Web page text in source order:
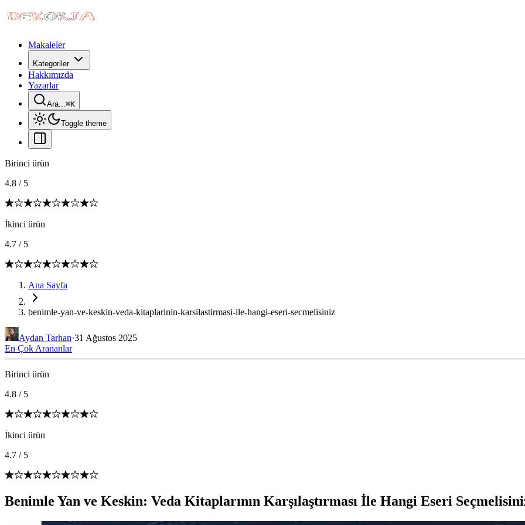
Makaleler
Kategoriler
Hakkımızda
Yazarlar
Ara...⌘K
Toggle theme
Birinci ürün
4.8 / 5
İkinci ürün
4.7 / 5
Ana Sayfa
benimle-yan-ve-keskin-veda-kitaplarinin-karsilastirmasi-ile-hangi-eseri-secmelisiniz
Aydan Tarhan·31 Ağustos 2025
En Çok Arananlar
Birinci ürün
4.8 / 5
İkinci ürün
4.7 / 5
Benimle Yan ve Keskin: Veda Kitaplarının Karşılaştırması İle Hangi Eseri